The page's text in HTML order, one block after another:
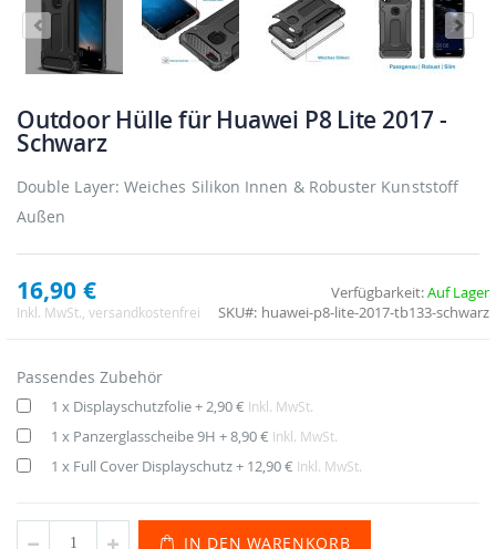
Outdoor Hülle für Huawei P8 Lite 2017 -
Schwarz
Double Layer: Weiches Silikon Innen & Robuster Kunststoff
Außen
16,90 €
Inkl. MwSt. , versandkostenfrei
Verfügbarkeit:Auf Lager
SKU
huawei-p8-lite-2017-tb133-schwarz
Passendes Zubehör
1 x Displayschutzfolie+ 2,90 € Inkl. MwSt.
1 x Panzerglasscheibe 9H +8,90 € Inkl. MwSt.
1 x Full Cover Displayschutz+ 12,90 € Inkl. MwSt.
IN DEN WARENKORB